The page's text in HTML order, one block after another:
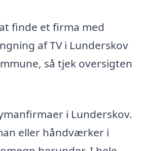
finde et firma med
af TV i Lunderskov
så tjek oversigten
i Lunderskov.
eller håndværker i